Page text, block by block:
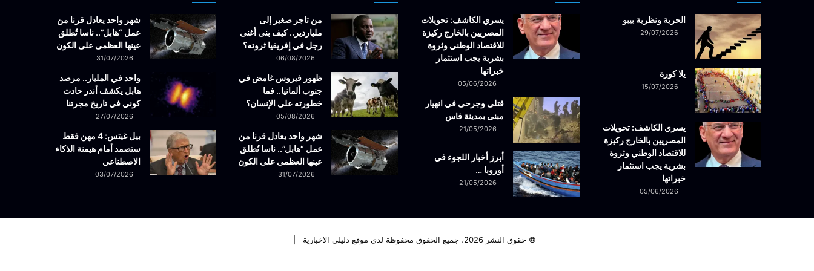
الحرية ونظرية بيبو
29/07/2026
يلا كورة
15/07/2026
يسري الكاشف: تحويلات
المصريين بالخارج ركيزة
للاقتصاد الوطني وثروة
بشرية يجب استثمار
خبراتها
05/06/2026
يسري الكاشف: تحويلات
المصريين بالخارج ركيزة
للاقتصاد الوطني وثروة
بشرية يجب استثمار
خبراتها
05/06/2026
قتلى وجرحى في انهيار
مبنى بمدينة فاس
21/05/2026
أبرز أخبار اللجوء في
أوروبا …
21/05/2026
من تاجر صغير إلى
ملياردير.. كيف بنى أغنى
رجل في إفريقيا ثروته؟
06/08/2026
ظهور فيروس غامض في
جنوب ألمانيا.. فما
خطورته على الإنسان؟
05/08/2026
شهر واحد يعادل قرنا من
عمل “هابل”.. ناسا تُطلق
عينها العظمى على الكون
31/07/2026
شهر واحد يعادل قرنا من
عمل “هابل”.. ناسا تُطلق
عينها العظمى على الكون
31/07/2026
واحد في المليار.. مرصد
هابل يكشف أندر حادث
كوني في تاريخ مجرتنا
27/07/2026
بيل غيتس: 4 مهن فقط
ستصمد أمام هيمنة الذكاء
الاصطناعي
03/07/2026
© حقوق النشر 2026، جميع الحقوق محفوظة لدى موقع دليلي الاخبارية |